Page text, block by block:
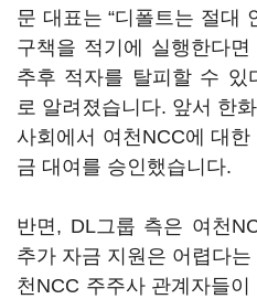
문 대표는 “디폴트는 절대
구책을 적기에 실행한다
추후 적자를 탈피할 수 있
로 알려졌습니다. 앞서 한
사회에서 여천NCC에 대
금 대여를 승인했습니다.
반면, DL그룹 측은 여천
추가 자금 지원은 어렵다
천NCC 주주사 관계자들